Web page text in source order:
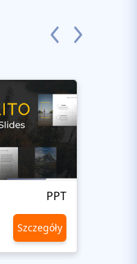
PPT
Szczegóły